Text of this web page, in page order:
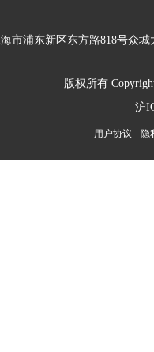
市浦东新区东方路818号众城
版权所有
沪
用户协议 隐